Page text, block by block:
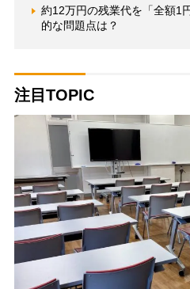
約12万円の残業代を「全額
的な問題点は？
注目TOPIC